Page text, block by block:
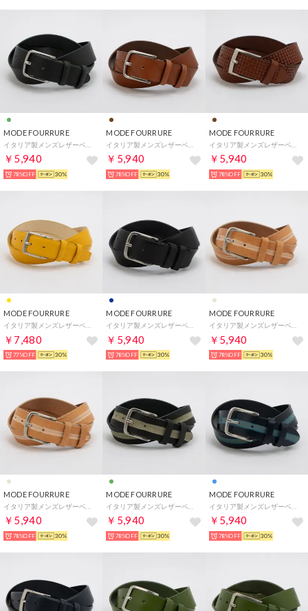
MODE FOURRURE
￥5,940
78%OFF 30%
MODE FOURRURE
￥5,940
78%OFF 30%
MODE FOURRURE
イタリア製メンズレザーベルト （ブラウン）
￥5,940
78%OFF 30%
MODE FOURRURE
￥7,480
77%OFF 30%
MODE FOURRURE
￥5,940
78%OFF 30%
MODE FOURRURE
イタリア製メンズレザーベルト （ベージュ）
￥5,940
78%OFF 30%
MODE FOURRURE
￥5,940
78%OFF 30%
MODE FOURRURE
￥5,940
78%OFF 30%
MODE FOURRURE
イタリア製メンズレザーベルト （ブルー）
￥5,940
78%OFF 30%